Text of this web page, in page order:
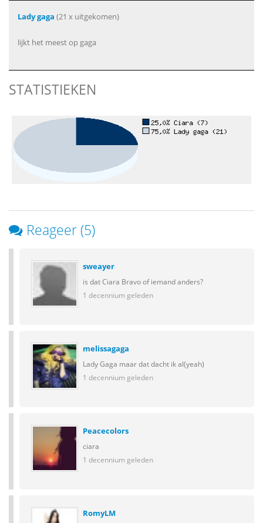
Lady gaga (21 x uitgekomen)
lijkt het meest op gaga
STATISTIEKEN
Reageer (5)
sweayer
is dat Ciara Bravo of iemand anders?
1 decennium geleden
melissagaga
Lady Gaga maar dat dacht ik al(yeah)
1 decennium geleden
Peacecolors
ciara
1 decennium geleden
RomyLM